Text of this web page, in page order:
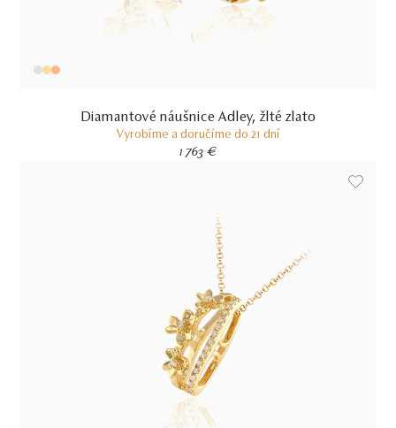
Diamantové náušnice Adley, žlté zlato
Vyrobíme a doručíme do 21 dní
1 763 €